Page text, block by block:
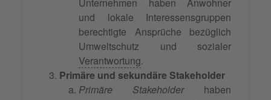
Unternehmen haben Anwohner
und lokale Interessensgruppen
berechtigte Ansprüche bezüglich
Umweltschutz und sozialer
Verantwortung.
Primäre und sekundäre Stakeholder
Primäre Stakeholderhaben